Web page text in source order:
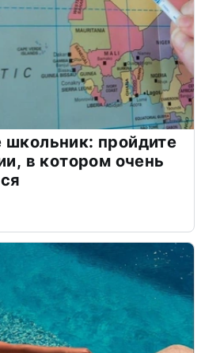
пройдите
в котором очень